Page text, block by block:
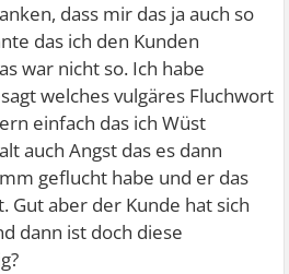
dass mir das ja auch so
das ich den Kunden
war nicht so. Ich habe
welches vulgäres Fluchwort
einfach das ich Wüst
auch Angst das es dann
geflucht habe und er das
Gut aber der Kunde hat sich
dann ist doch diese